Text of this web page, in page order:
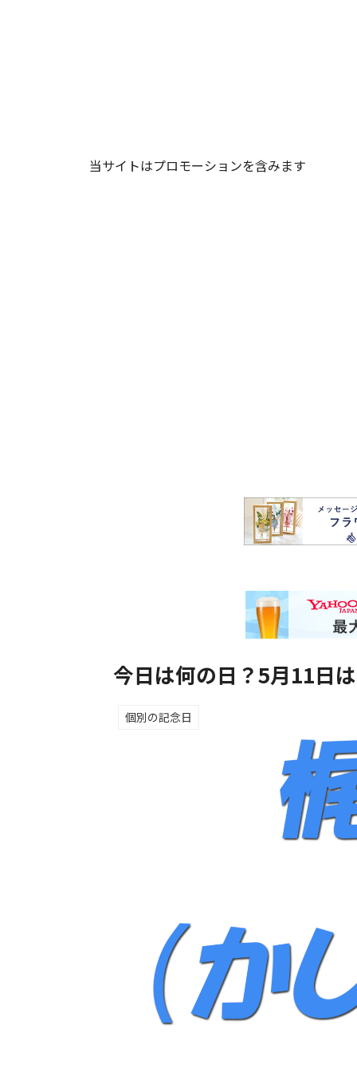
当サイトはプロモーションを含みます
今日は何の日？5月11日
個別の記念日